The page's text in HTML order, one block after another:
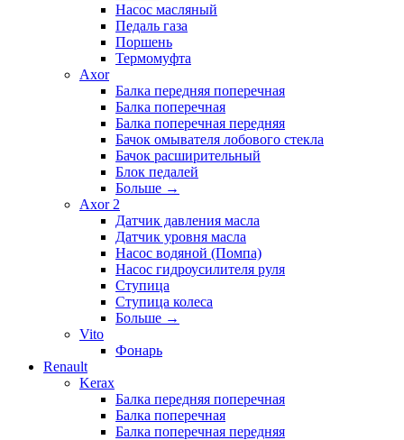
Насос масляный
Педаль газа
Поршень
Термомуфта
Axor
Балка передняя поперечная
Балка поперечная
Балка поперечная передняя
Бачок омывателя лобового стекла
Бачок расширительный
Блок педалей
Больше →
Axor 2
Датчик давления масла
Датчик уровня масла
Насос водяной (Помпа)
Насос гидроусилителя руля
Ступица
Ступица колеса
Больше →
Vito
Фонарь
Renault
Kerax
Балка передняя поперечная
Балка поперечная
Балка поперечная передняя